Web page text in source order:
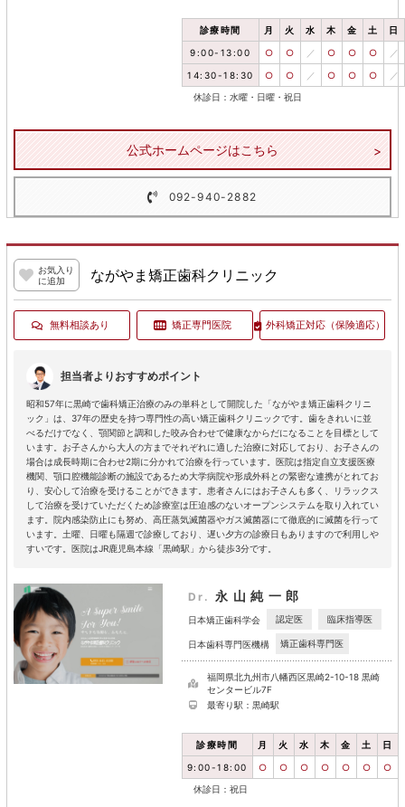
診療時間 月 火 水 木 金 土 日
9:00-13:00 ○ ○ ／ ○ ○ ○ ／
14:30-18:30 ○ ○ ／ ○ ○ ○ ／
休診日：水曜・日曜・祝日
公式ホームページはこちら
092-940-2882
お気入り
に追加
ながやま矯正歯科クリニック
無料相談あり 矯正専門医院 外科矯正対応 （保険適応）
担当者よりおすすめポイント
昭和57年に黒崎で歯科矯正治療のみの単科として開院した「ながやま矯正歯科クリニ
ック」は、37年の歴史を持つ専門性の高い矯正歯科クリニックです。歯をきれいに並
べるだけでなく、顎関節と調和した咬み合わせで健康なからだになることを目標として
います。お子さんから大人の方までそれぞれに適した治療に対応しており、お子さんの
場合は成長時期に合わせ2期に分かれて治療を行っています。医院は指定自立支援医療
機関、顎口腔機能診断の施設であるため大学病院や形成外科との緊密な連携がとれてお
り、安心して治療を受けることができます。患者さんにはお子さんも多く、リラックス
して治療を受けていただくため診療室は圧迫感のないオープンシステムを取り入れてい
ます。院内感染防止にも努め、高圧蒸気滅菌器やガス滅菌器にて徹底的に滅菌を行って
います。土曜、日曜も隔週で診療しており、遅い夕方の診療日もありますので利用しや
すいです。医院はJR鹿児島本線「黒崎駅」から徒歩3分です。
Dr. 永山純一郎
日本矯正歯科学会 認定医 臨床指導医
日本歯科専門医機構 矯正歯科専門医
福岡県北九州市八幡西区黒崎2-10-18 黒崎
センタービル7F
最寄り駅：黒崎駅
診療時間 月 火 水 木 金 土 日
9:00-18:00 ○ ○ ○ ○ ○ ○ ○
休診日：祝日